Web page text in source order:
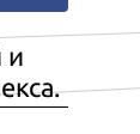
и